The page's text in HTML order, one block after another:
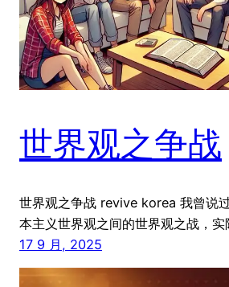
世界观之争战
世界观之争战 revive korea 我曾说
本主义世界观之间的世界观之战，
17 9 月, 2025